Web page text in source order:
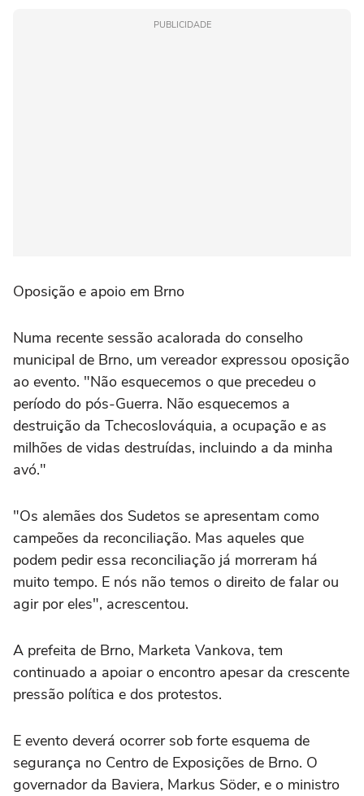
PUBLICIDADE
Oposição e apoio em Brno
Numa recente sessão acalorada do conselho
municipal de Brno, um vereador expressou oposição
ao evento. "Não esquecemos o que precedeu o
período do pós-Guerra. Não esquecemos a
destruição da Tchecoslováquia, a ocupação e as
milhões de vidas destruídas, incluindo a da minha
avó."
"Os alemães dos Sudetos se apresentam como
campeões da reconciliação. Mas aqueles que
podem pedir essa reconciliação já morreram há
muito tempo. E nós não temos o direito de falar ou
agir por eles", acrescentou.
A prefeita de Brno, Marketa Vankova, tem
continuado a apoiar o encontro apesar da crescente
pressão política e dos protestos.
E evento deverá ocorrer sob forte esquema de
segurança no Centro de Exposições de Brno. O
governador da Baviera, Markus Söder, e o ministro